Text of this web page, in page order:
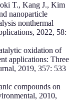
T., Kang J., Kim
nanoparticle
nonthermal
2022, 58:
oxidation of
applications: Three
2019, 357: 533
compounds on
2010,